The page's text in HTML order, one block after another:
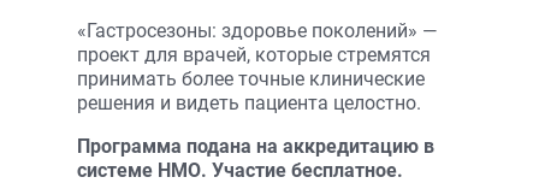
«Гастросезоны: здоровье поколений» —
проект для врачей, которые стремятся
принимать более точные клинические
решения и видеть пациента целостно.
Программа подана на аккредитацию в
системе НМО. Участие бесплатное.